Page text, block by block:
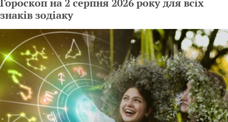
Гороскоп на 2 серпня 2026 року для всіх
знаків зодіаку